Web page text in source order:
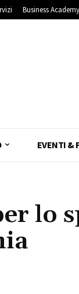
Business Academy
EVENTI &
lo